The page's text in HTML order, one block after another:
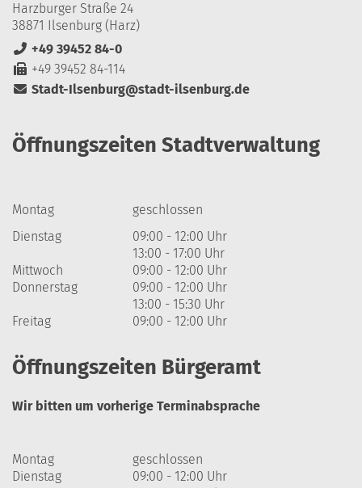
Harzburger Straße 24
38871 Ilsenburg (Harz)
+49 39452 84-0
+49 39452 84-114
Stadt-Ilsenburg@stadt-ilsenburg.de
Öffnungszeiten Stadtverwaltung
Montag
geschlossen
Dienstag
09:00 - 12:00 Uhr
13:00 - 17:00 Uhr
Mittwoch
09:00 - 12:00 Uhr
Donnerstag
09:00 - 12:00 Uhr
13:00 - 15:30 Uhr
Freitag
09:00 - 12:00 Uhr
Öffnungszeiten Bürgeramt
Wir bitten um vorherige Terminabsprache
Montag
geschlossen
Dienstag
09:00 - 12:00 Uhr